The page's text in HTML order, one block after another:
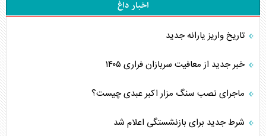
اخبار داغ
تاریخ واریز یارانه جدید
خبر جدید از معافیت سربازان فراری ۱۴۰۵
ماجرای نصب سنگ مزار اکبر عبدی چیست؟
شرط جدید برای بازنشستگی اعلام شد